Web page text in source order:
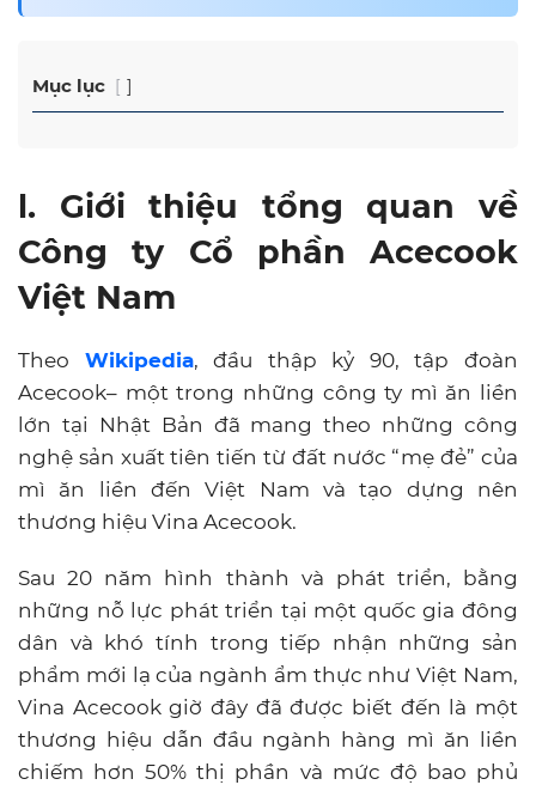
Mục lục
l. Giới thiệu tổng quan về
Công ty Cổ phần Acecook
Việt Nam
Theo Wikipedia, đầu thập kỷ 90, tập đoàn
Acecook– một trong những công ty mì ăn liền
lớn tại Nhật Bản đã mang theo những công
nghệ sản xuất tiên tiến từ đất nước “mẹ đẻ” của
mì ăn liền đến Việt Nam và tạo dựng nên
thương hiệu Vina Acecook.
Sau 20 năm hình thành và phát triển, bằng
những nỗ lực phát triển tại một quốc gia đông
dân và khó tính trong tiếp nhận những sản
phẩm mới lạ của ngành ẩm thực như Việt Nam,
Vina Acecook giờ đây đã được biết đến là một
thương hiệu dẫn đầu ngành hàng mì ăn liền
chiếm hơn 50% thị phần và mức độ bao phủ